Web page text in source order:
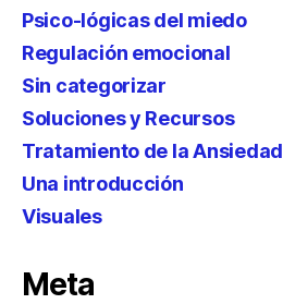
Psico-lógicas del miedo
Regulación emocional
Sin categorizar
Soluciones y Recursos
Tratamiento de la Ansiedad
Una introducción
Visuales
Meta